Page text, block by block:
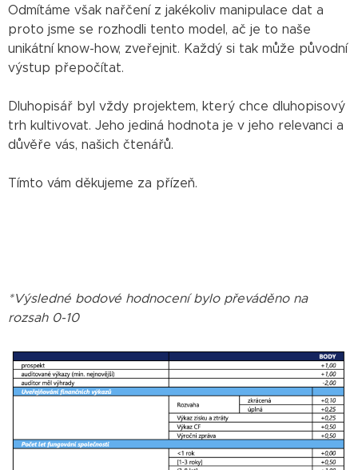
Odmítáme však nařčení z jakékoliv manipulace dat a
proto jsme se rozhodli tento model, ač je to naše
unikátní know-how, zveřejnit. Každý si tak může původní
výstup přepočítat.
Dluhopisář byl vždy projektem, který chce dluhopisový
trh kultivovat. Jeho jediná hodnota je v jeho relevanci a
důvěře vás, našich čtenářů.
Tímto vám děkujeme za přízeň.
*Výsledné bodové hodnocení bylo převáděno na
rozsah 0-10